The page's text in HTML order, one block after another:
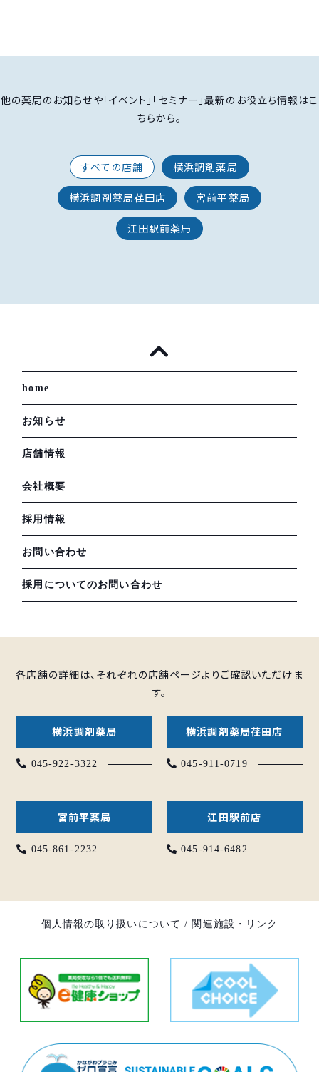
他の薬局のお知らせや「イベント」「セミナー」最新のお役立ち情報はこ
ちらから。
すべての店舗 横浜調剤薬局
横浜調剤薬局荏田店 宮前平薬局
江田駅前薬局
home
お知らせ
店舗情報
会社概要
採用情報
お問い合わせ
採用についてのお問い合わせ
各店舗の詳細は、それぞれの店舗ページよりご確認いただけま
す。
横浜調剤薬局
045-922-3322
横浜調剤薬局荏田店
045-911-0719
宮前平薬局
045-861-2232
江田駅前店
045-914-6482
個人情報の取り扱いについて / 関連施設・リンク